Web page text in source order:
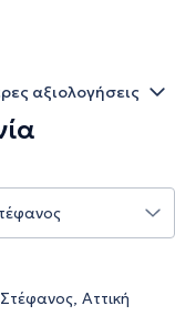
αξιολογήσεις
Αττική